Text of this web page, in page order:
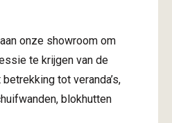
onze showroom om
te krijgen van de
tot veranda’s,
blokhutten